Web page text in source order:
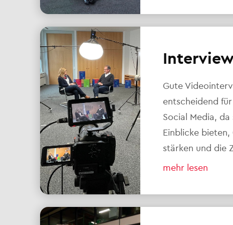
Gute
entscheidend
Social Media,
Einblicke
stärken und die
mehr lesen